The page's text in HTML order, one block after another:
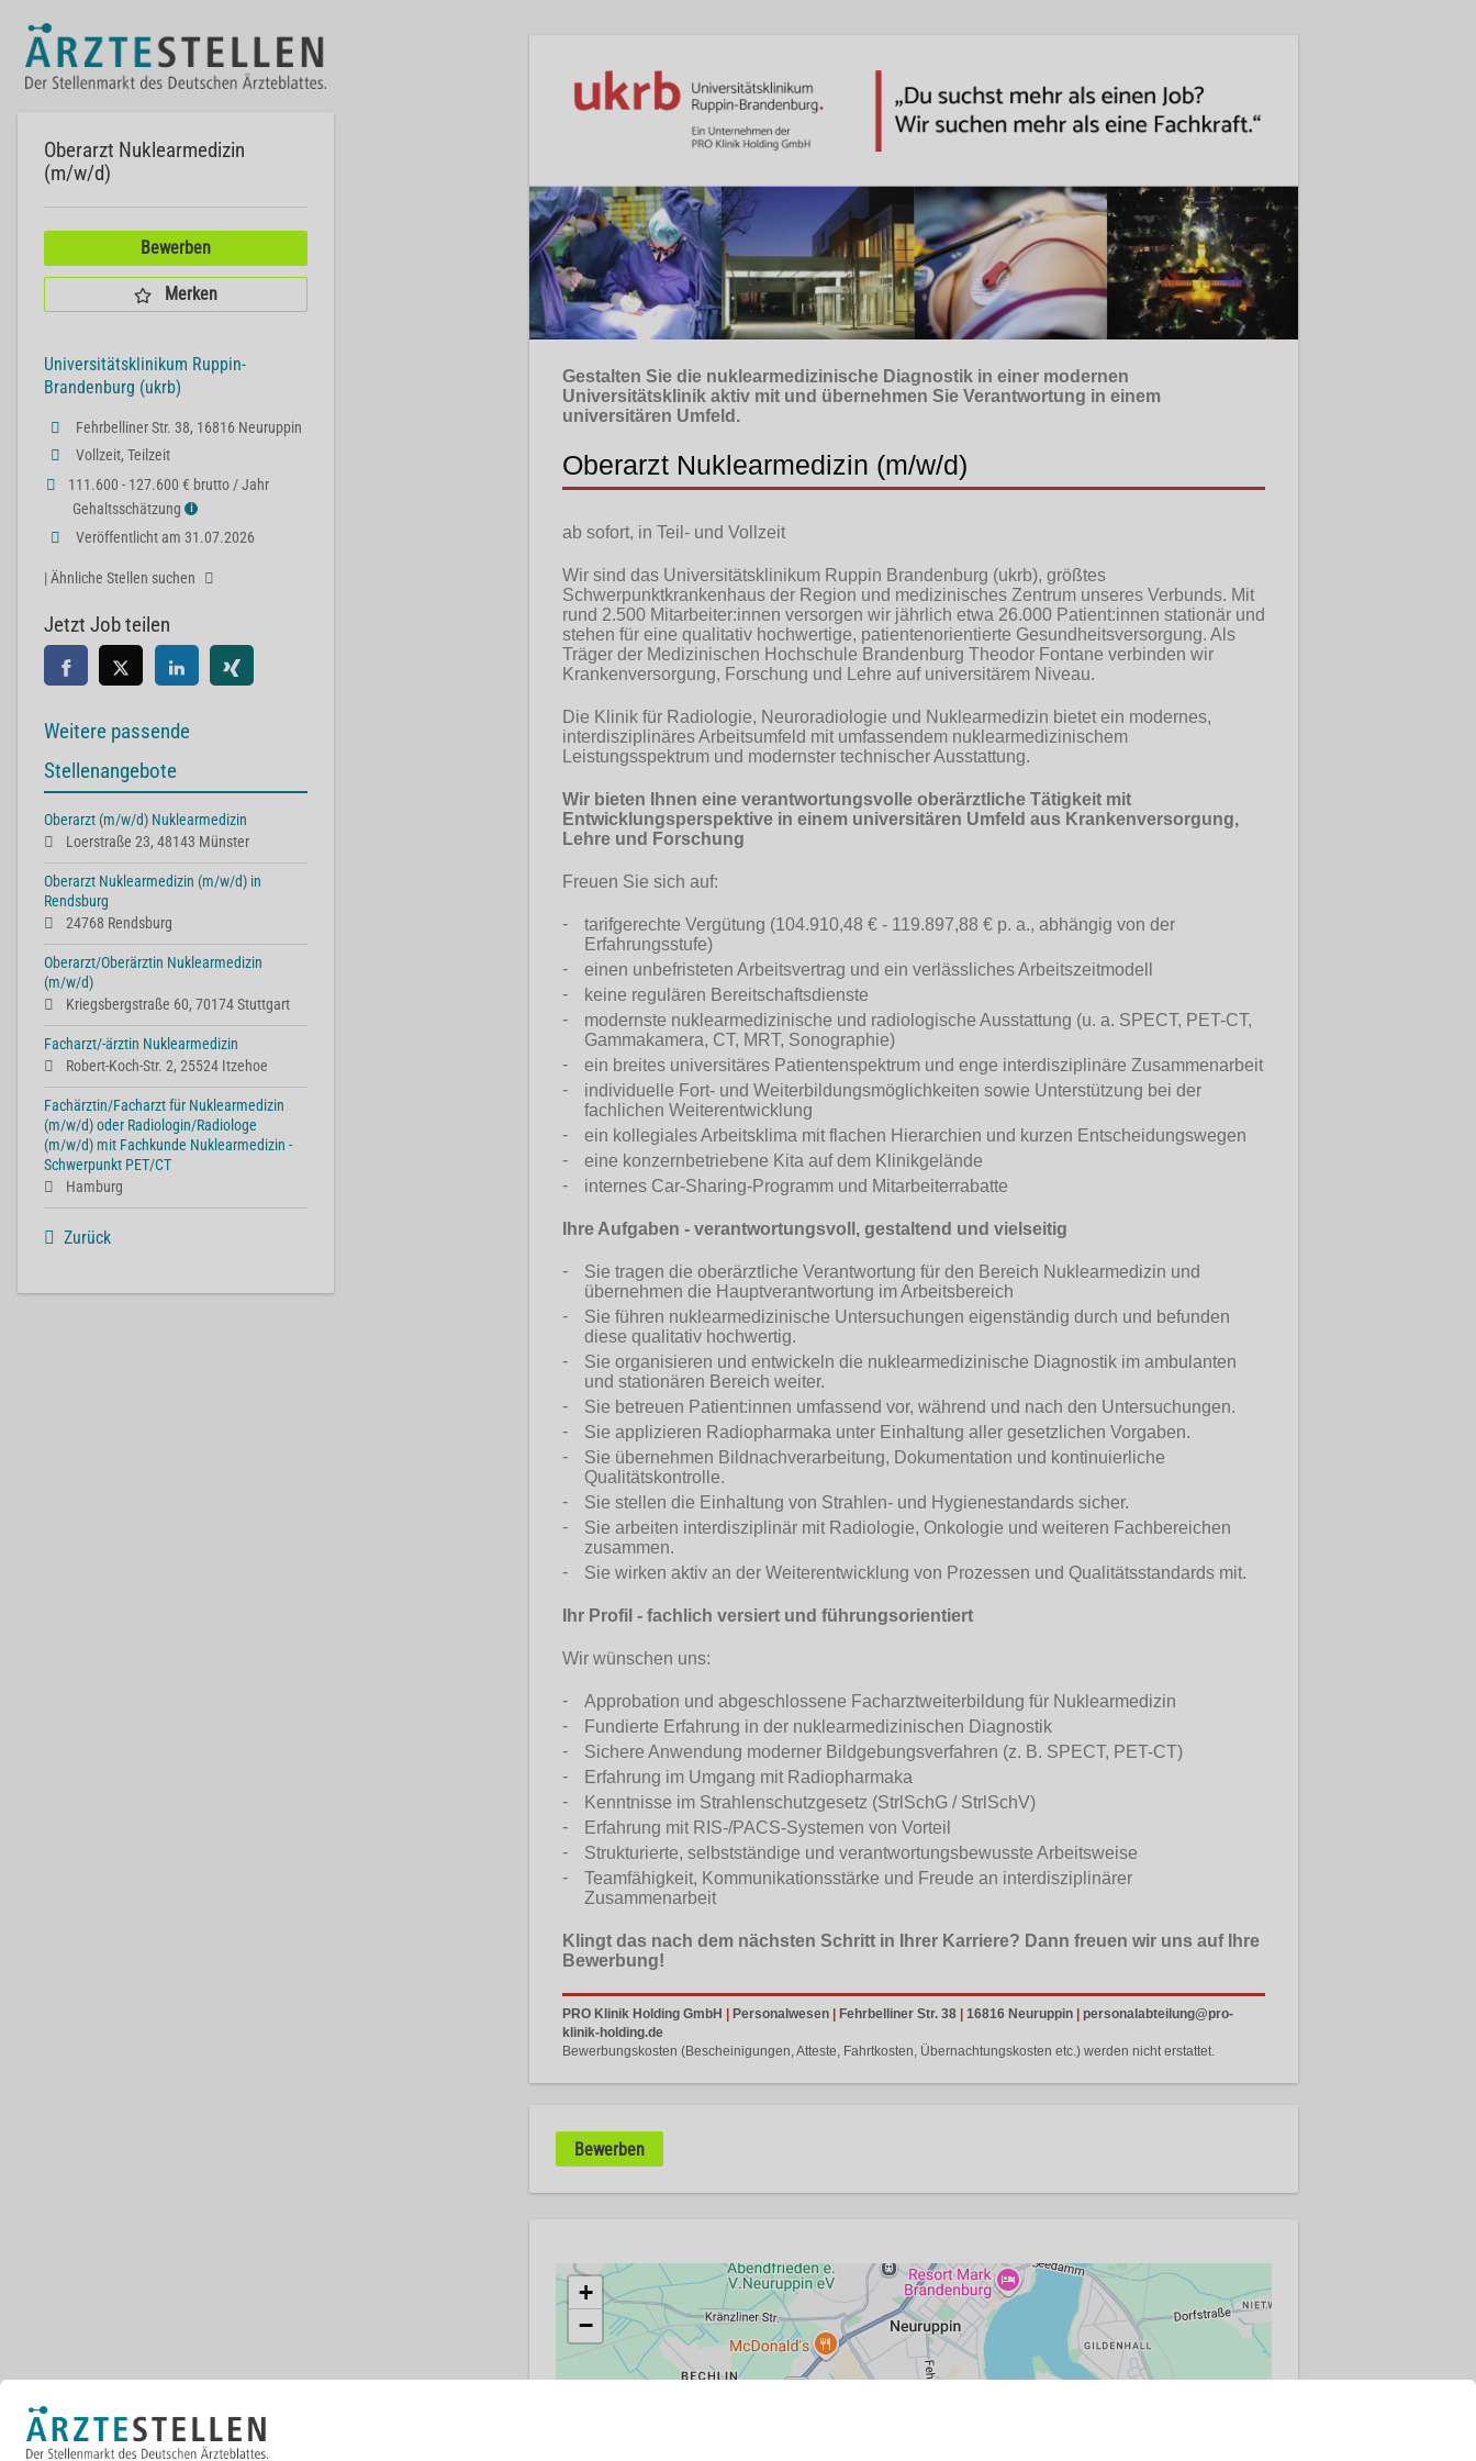
Gestalten Sie die nuklearmedizinische Diagnostik in einer modernen
Universitätsklinik aktiv mit und übernehmen Sie Verantwortung in einem
universitären Umfeld.
Oberarzt Nuklearmedizin (m/w/d)
ab sofort, in Teil- und Vollzeit
Wir sind das Universitätsklinikum Ruppin Brandenburg (ukrb), größtes
Schwerpunktkrankenhaus der Region und medizinisches Zentrum unseres Verbunds. Mit
rund 2.500 Mitarbeiter:innen versorgen wir jährlich etwa 26.000 Patient:innen stationär und
stehen für eine qualitativ hochwertige, patientenorientierte Gesundheitsversorgung. Als
Träger der Medizinischen Hochschule Brandenburg Theodor Fontane verbinden wir
Krankenversorgung, Forschung und Lehre auf universitärem Niveau.
Die Klinik für Radiologie, Neuroradiologie und Nuklearmedizin bietet ein modernes,
interdisziplinäres Arbeitsumfeld mit umfassendem nuklearmedizinischem
Leistungsspektrum und modernster technischer Ausstattung.
Wir bieten Ihnen eine verantwortungsvolle oberärztliche Tätigkeit mit
Entwicklungsperspektive in einem universitären Umfeld aus Krankenversorgung,
Lehre und Forschung
Freuen Sie sich auf:
tarifgerechte Vergütung (104.910,48 € - 119.897,88 € p. a., abhängig von der
Erfahrungsstufe)
einen unbefristeten Arbeitsvertrag und ein verlässliches Arbeitszeitmodell
keine regulären Bereitschaftsdienste
modernste nuklearmedizinische und radiologische Ausstattung (u. a. SPECT, PET-CT,
Gammakamera, CT, MRT, Sonographie)
ein breites universitäres Patientenspektrum und enge interdisziplinäre Zusammenarbeit
individuelle Fort- und Weiterbildungsmöglichkeiten sowie Unterstützung bei der
fachlichen Weiterentwicklung
ein kollegiales Arbeitsklima mit flachen Hierarchien und kurzen Entscheidungswegen
eine konzernbetriebene Kita auf dem Klinikgelände
internes Car-Sharing-Programm und Mitarbeiterrabatte
Ihre Aufgaben - verantwortungsvoll, gestaltend und vielseitig
Sie tragen die oberärztliche Verantwortung für den Bereich Nuklearmedizin und
übernehmen die Hauptverantwortung im Arbeitsbereich
Sie führen nuklearmedizinische Untersuchungen eigenständig durch und befunden
diese qualitativ hochwertig.
Sie organisieren und entwickeln die nuklearmedizinische Diagnostik im ambulanten
und stationären Bereich weiter.
Sie betreuen Patient:innen umfassend vor, während und nach den Untersuchungen.
Sie applizieren Radiopharmaka unter Einhaltung aller gesetzlichen Vorgaben.
Sie übernehmen Bildnachverarbeitung, Dokumentation und kontinuierliche
Qualitätskontrolle.
Sie stellen die Einhaltung von Strahlen- und Hygienestandards sicher.
Sie arbeiten interdisziplinär mit Radiologie, Onkologie und weiteren Fachbereichen
zusammen.
Sie wirken aktiv an der Weiterentwicklung von Prozessen und Qualitätsstandards mit.
Ihr Profil - fachlich versiert und führungsorientiert
Wir wünschen uns:
Approbation und abgeschlossene Facharztweiterbildung für Nuklearmedizin
Fundierte Erfahrung in der nuklearmedizinischen Diagnostik
Sichere Anwendung moderner Bildgebungsverfahren (z. B. SPECT, PET-CT)
Erfahrung im Umgang mit Radiopharmaka
Kenntnisse im Strahlenschutzgesetz (StrlSchG / StrlSchV)
Erfahrung mit RIS-/PACS-Systemen von Vorteil
Strukturierte, selbstständige und verantwortungsbewusste Arbeitsweise
Teamfähigkeit, Kommunikationsstärke und Freude an interdisziplinärer
Zusammenarbeit
Klingt das nach dem nächsten Schritt in Ihrer Karriere? Dann freuen wir uns auf Ihre
Bewerbung!
PRO Klinik Holding GmbH Personalwesen Fehrbelliner Str. 38 16816 Neuruppin
personalabteilung@pro-
klinik-holding.de
Bewerbungskosten (Bescheinigungen, Atteste, Fahrtkosten, Übernachtungskosten etc.) werden nicht erstattet.
Bewerben
+
−
Oberarzt Nuklearmedizin
(m/w/d)
Bewerben
Merken
Universitätsklinikum Ruppin-
Brandenburg (ukrb)
Fehrbelliner Str. 38, 16816 Neuruppin
Vollzeit, Teilzeit
111.600 - 127.600 € brutto / Jahr
Gehaltsschätzung
ℹ
Veröffentlicht am 31.07.2026
| Ähnliche Stellen suchen
Jetzt Job teilen
Weitere passende
Stellenangebote
Oberarzt (m/w/d) Nuklearmedizin
Loerstraße 23, 48143 Münster
Oberarzt Nuklearmedizin (m/w/d) in
Rendsburg
24768 Rendsburg
Oberarzt/Oberärztin Nuklearmedizin
(m/w/d)
Kriegsbergstraße 60, 70174 Stuttgart
Facharzt/-ärztin Nuklearmedizin
Robert-Koch-Str. 2, 25524 Itzehoe
Fachärztin/Facharzt für Nuklearmedizin
(m/w/d) oder Radiologin/Radiologe
(m/w/d) mit Fachkunde Nuklearmedizin -
Schwerpunkt PET/CT
Hamburg
Zurück